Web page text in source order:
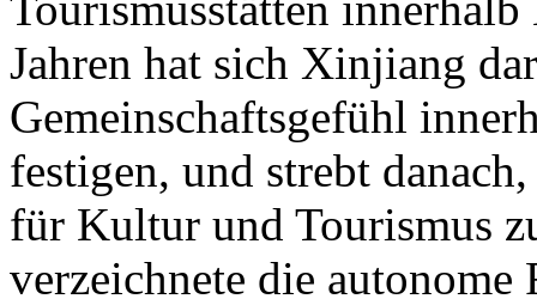
Jahren hat sich Xinjiang
Gemeinschaftsgefühl
festigen, und strebt
für Kultur und Tourismus
verzeichnete die